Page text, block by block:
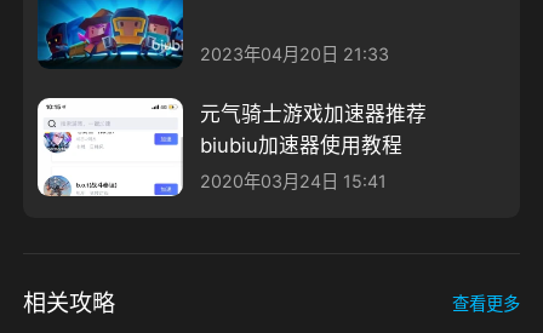
2023年04月20日 21:33
元气骑士游戏加速器推荐
biubiu加速器使用教程
2020年03月24日 15:41
相关攻略 查看更多